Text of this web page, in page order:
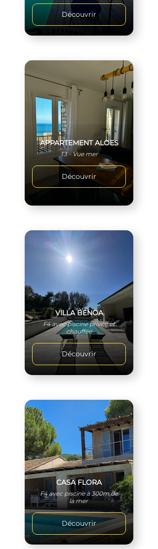
Découvrir
APPARTEMENT ALOES
T3 - Vue mer
Découvrir
VILLA BENOA
F4 avec piscine privée et
chauffée
Découvrir
CASA FLORA
F4 avec piscine à 300m de
la mer
Découvrir